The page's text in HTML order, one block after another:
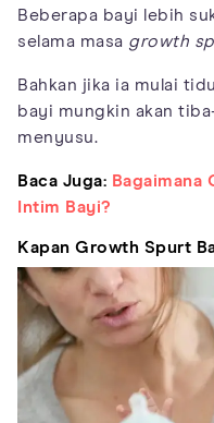
Beberapa bayi lebih
selama masa growth
Bahkan jika ia mulai
bayi mungkin akan
menyusu.
Baca Juga: Bagaimana
Intim Bayi?
Kapan Growth Spurt